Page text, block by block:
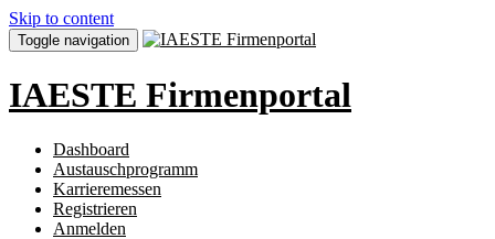
Skip to content
Toggle navigation
IAESTE Firmenportal
Dashboard
Austauschprogramm
Karrieremessen
Registrieren
Anmelden